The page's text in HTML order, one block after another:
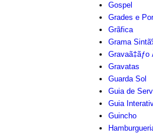
Gospel
Grades e
Grãfica
Grama
Gravaã‡ãƒo
Gravatas
Guarda Sol
Guia de
Guia
Guincho